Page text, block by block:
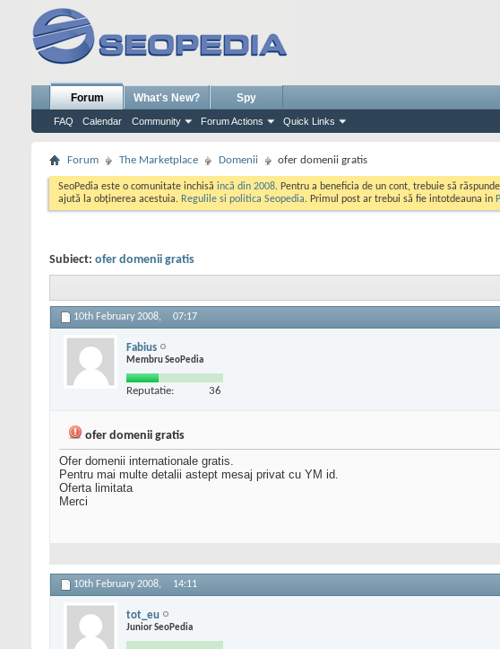
Forum
FAQ Calendar Community Forum Actions Quick Links
What's New? Spy
Forum The Marketplace Domenii ofer domenii gratis
SeoPedia este o comunitate inchisă incă din 2008. Pentru a beneficia de un cont, trebuie să
ajută la obținerea acestuia. Regulile si politica Seopedia. Primul post ar trebui să fie intotdeauna in
Subiect: ofer domenii gratis
10th February 2008, 07:17
Fabius
Membru SeoPedia
Reputatie: 36
ofer domenii gratis
Ofer domenii internationale gratis.
Pentru mai multe detalii astept mesaj privat cu YM id.
Oferta limitata
Merci
10th February 2008, 14:11
tot_eu
Junior SeoPedia